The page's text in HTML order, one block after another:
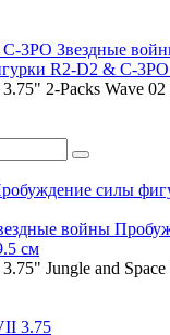
R2-D2 & C-
2-Packs Wave
войны
см
Jungle and